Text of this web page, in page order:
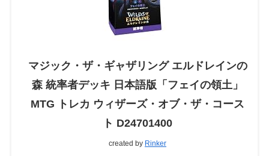
マジック・ザ・ギャザリング エルドレインの
森 統率者デッキ 日本語版「フェイの領土」
MTG トレカ ウィザーズ・オブ・ザ・コース
ト D24701400
created by Rinker